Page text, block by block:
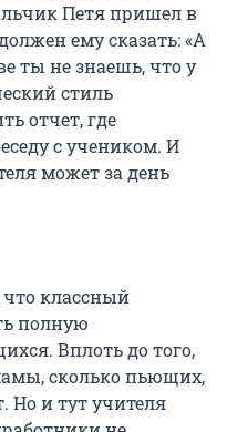
Петя пришел в
ему сказать: «А
ты не знаешь, что у
стиль
отчет, где
с учеником. И
может за день
классный
полную
Вплоть до того,
сколько пьющих,
и тут учителя